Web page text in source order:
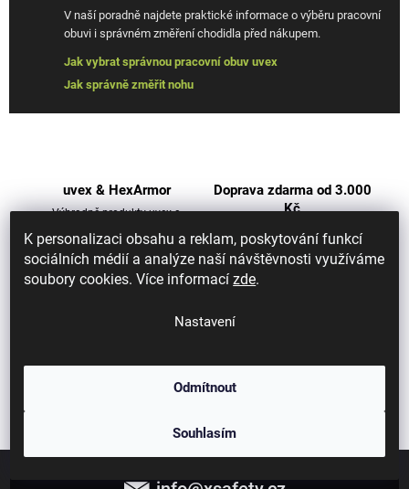
K personalizaci obsahu a reklam, poskytování funkcí
sociálních médií a analýze naší návštěvnosti využíváme
soubory cookies. Více informacízde.
Nastavení
Odmítnout
Souhlasím
V naší poradně najdete praktické informace o výběru pracovní
obuvi i správném změření chodidla před nákupem.
Jak vybrat správnou pracovní obuv uvex
Jak správně změřit nohu
uvex & HexArmor
Výhradně produkty uvex a
Doprava zdarma od 3.000
Kč
Objednávky na adresu i výdejní
místa
Doručení do druhého dne Certifikovaný prodejce